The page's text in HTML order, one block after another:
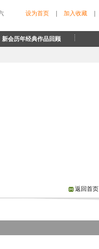
设为首页 加入收藏
新会历年经典作品回顾
返回首页